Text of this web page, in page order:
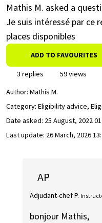
Mathis M. asked a
Je suis intéressé par ce
places disponibles
ADD TO FAVOURITES
3 replies
59 views
Author: Mathis M.
Category: Eligibility advice,
Date asked: 25 August, 2022
Last update: 26 March, 2026
AP
Adjudant-chef P.
bonjour Mathis,